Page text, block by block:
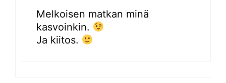
Melkoisen matkan minä
kasvoinkin.
Ja kiitos.